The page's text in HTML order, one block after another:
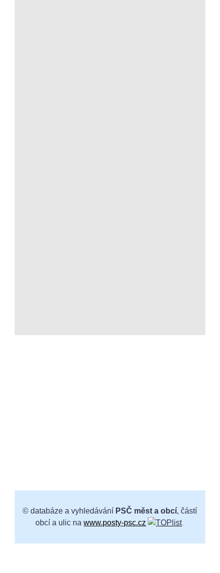
© databáze a vyhledávání PSČ měst a obcí, částí
obcí a ulic nawww.posty-psc.cz